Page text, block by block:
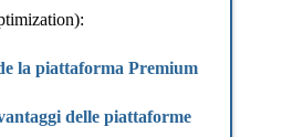
la piattaforma Premium
delle piattaforme